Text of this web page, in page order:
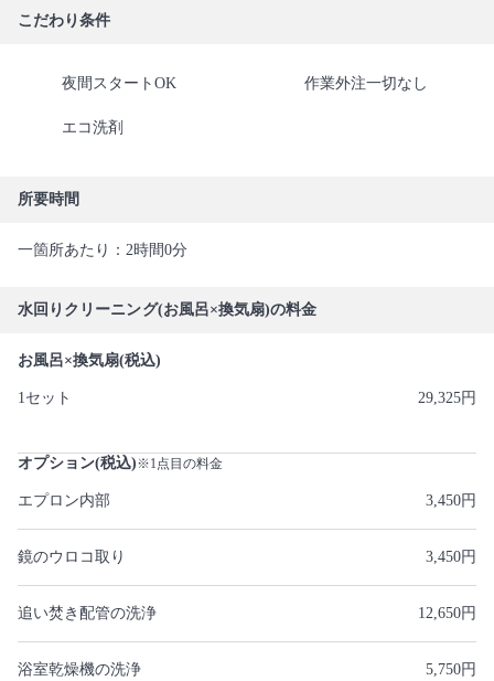
こだわり条件
夜間スタートOK 作業外注一切なし
エコ洗剤
所要時間
一箇所あたり：2時間0分
水回りクリーニング(お風呂×換気扇)の料金
お風呂×換気扇(税込)
1セット 29,325円
オプション(税込)※1点目の料金
エプロン内部 3,450円
鏡のウロコ取り 3,450円
追い焚き配管の洗浄 12,650円
浴室乾燥機の洗浄 5,750円